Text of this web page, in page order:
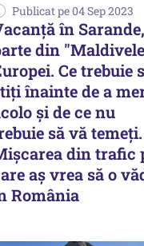
Publicat pe 04 Sep 2023
în Sarande,
din
Ce trebuie
înainte de a
şi de ce nu
să vă temeţi.
din trafic
aş vrea să o
România